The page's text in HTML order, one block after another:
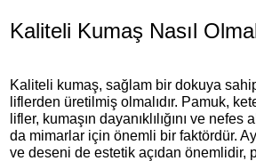
Kaliteli Kumaş Nasıl
Kaliteli kumaş, sağlam bir dokuya
liflerden üretilmiş olmalıdır. Pamuk,
lifler, kumaşın dayanıklılığını ve nefes
da mimarlar için önemli bir faktördür.
ve deseni de estetik açıdan önemlidir,